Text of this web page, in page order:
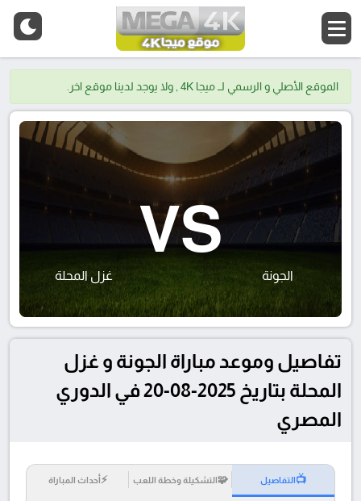
الموقع الأصلي و الرسمي لــ ميجا 4K , ولا يوجد لدينا موقع اخر.
الجونة
VS
غزل المحلة
تفاصيل وموعد مباراة الجونة و غزل
المحلة بتاريخ 2025-08-20 في الدوري
المصري
📺التفاصيل 🧩التشكيلة وخطة اللعب ⚡أحداث المباراة